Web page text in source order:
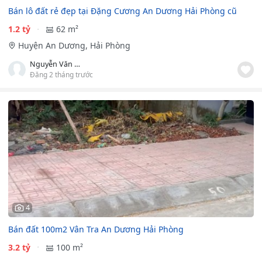
Bán lô đất rẻ đẹp tại Đặng Cương An Dương Hải Phòng cũ
1.2 tỷ
62 m²
Huyện An Dương, Hải Phòng
Nguyễn Văn Đức
Đăng 2 tháng trước
4
Bán đất 100m2 Vân Tra An Dương Hải Phòng
3.2 tỷ
100 m²